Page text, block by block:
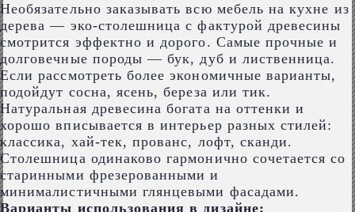
Необязательно заказывать всю мебель на кухне из
дерева — эко-столешница с фактурой древесины
смотрится эффектно и дорого. Самые прочные и
долговечные породы ― бук, дуб и лиственница.
Если рассмотреть более экономичные варианты,
подойдут сосна, ясень, береза или тик.
Натуральная древесина богата на оттенки и
хорошо вписывается в интерьер разных стилей:
классика, хай-тек, прованс, лофт, сканди.
Столешница одинаково гармонично сочетается со
старинными фрезерованными и
минималистичными глянцевыми фасадами.
Варианты использования в дизайне: